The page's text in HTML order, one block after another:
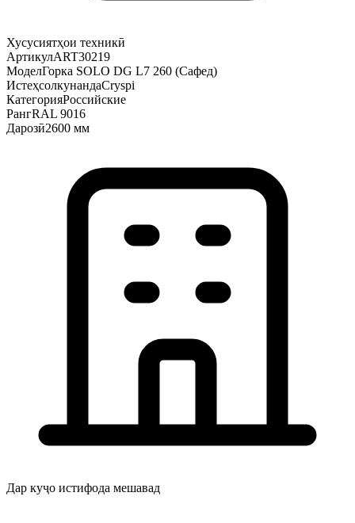
Хусусиятҳои техникӣ
АртикулART30219
МоделГорка SOLO DG L7 260 (Сафед)
ИстеҳсолкунандаCryspi
КатегорияРоссийские
РангRAL 9016
Дарозӣ2600 мм
Дар куҷо истифода мешавад